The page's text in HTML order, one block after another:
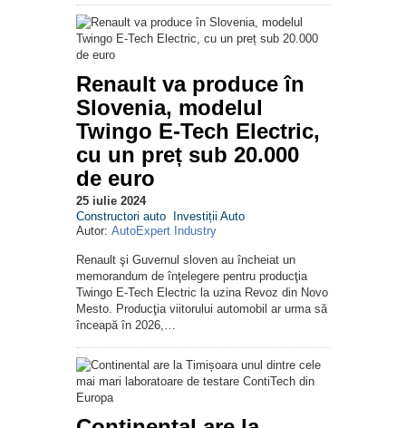
Renault va produce în
Slovenia, modelul
Twingo E-Tech Electric,
cu un preț sub 20.000
de euro
25 iulie 2024
Constructori auto Investiții Auto
Autor: AutoExpert Industry
Renault şi Guvernul sloven au încheiat un
memorandum de înţelegere pentru producţia
Twingo E-Tech Electric la uzina Revoz din Novo
Mesto. Producţia viitorului automobil ar urma să
înceapă în 2026,…